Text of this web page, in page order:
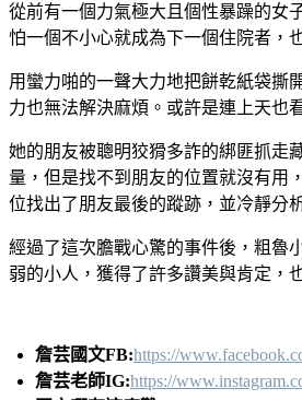
從前有一個力氣極大且個性暴躁的女
怕一個不小心就成為下一個住院者，
用蠻力啪的一聲大力地把餅乾紙袋撕
力也無法解決麻煩。或許是連上天也
她的朋友被聰明狡猾多詐的綁匪抓走
量，但是找不到朋友的位置就沒有用
位找出了朋友最後的蹤跡，並冷靜分
經過了這次膽戰心驚的事件後，粗魯
弱的小人，獲得了許多讚美與肯定，
詹芸國文FB:https://
詹芸老師IG:https://